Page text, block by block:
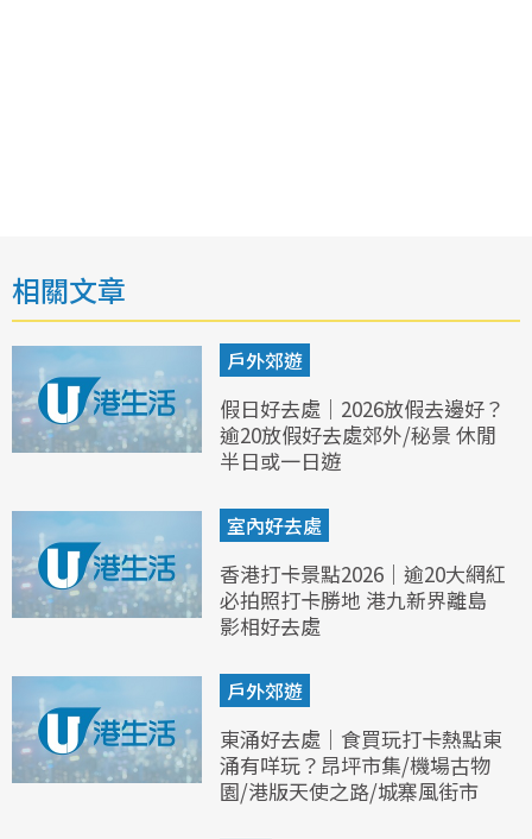
相關文章
戶外郊遊
假日好去處｜2026放假去邊好？
逾20放假好去處郊外/秘景 休閒
半日或一日遊
室內好去處
香港打卡景點2026｜逾20大網紅
必拍照打卡勝地 港九新界離島
影相好去處
戶外郊遊
東涌好去處｜食買玩打卡熱點東
涌有咩玩？昂坪市集/機場古物
園/港版天使之路/城寨風街市